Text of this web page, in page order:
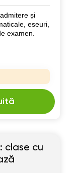
și
eseuri,
examen.
clase cu